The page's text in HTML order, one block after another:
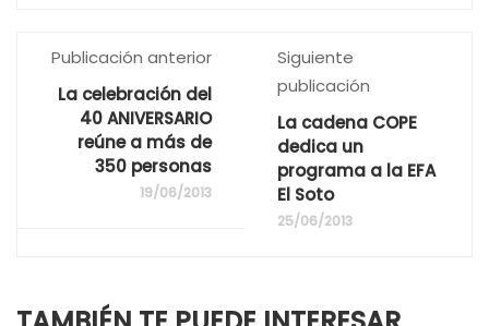
Publicación anterior
La celebración del
40 ANIVERSARIO
reúne a más de
350 personas
19/06/2013
Siguiente
publicación
La cadena COPE
dedica un
programa a la EFA
El Soto
25/06/2013